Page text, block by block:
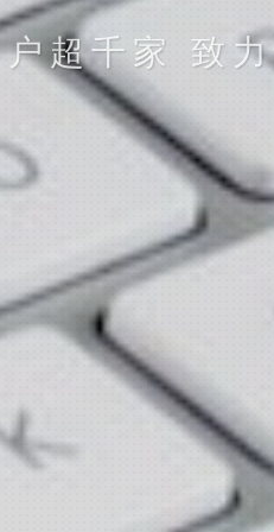
至今 · 十年
立即